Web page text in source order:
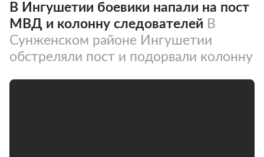
В Ингушетии боевики напали на пост
МВД и колонну следователей В
Сунженском районе Ингушетии
обстреляли пост и подорвали колонну